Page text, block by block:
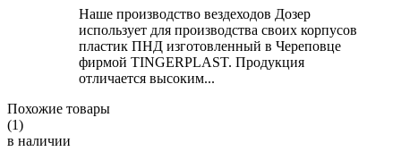
Наше производство вездеходов Дозер
использует для производства своих корпусов
пластик ПНД изготовленный в Череповце
фирмой TINGERPLAST. Продукция
отличается высоким...
Похожие товары
(1)
в наличии